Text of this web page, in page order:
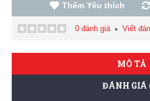
Thêm Yêu thích
0 đánh giá• Viết
MÔ TẢ
ĐÁNH GIÁ